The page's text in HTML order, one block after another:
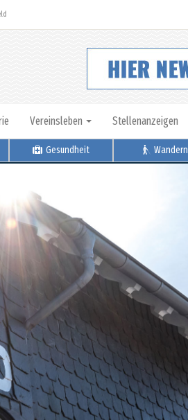
Vereinsleben Stellenanzeigen
Gesundheit Wandern